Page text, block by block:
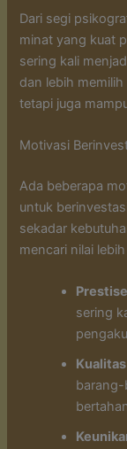
Dari segi
minat yang kuat
sering kali
dan lebih
tetapi juga
Motivasi
Ada beberapa
untuk
sekadar
mencari nilai
sering